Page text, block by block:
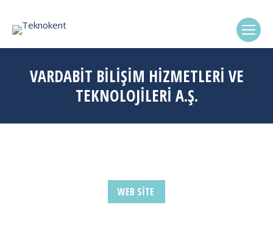
VARDABİT BİLİŞİM HİZMETLERİ VE
TEKNOLOJİLERİ A.Ş.
WEB SITE